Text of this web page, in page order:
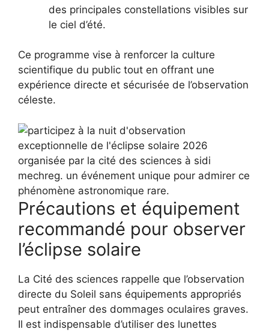
des principales constellations visibles sur
le ciel d’été.
Ce programme vise à renforcer la culture
scientifique du public tout en offrant une
expérience directe et sécurisée de l’observation
céleste.
Précautions et équipement
recommandé pour observer
l’éclipse solaire
La Cité des sciences rappelle que l’observation
directe du Soleil sans équipements appropriés
peut entraîner des dommages oculaires graves.
Il est indispensable d’utiliser des lunettes